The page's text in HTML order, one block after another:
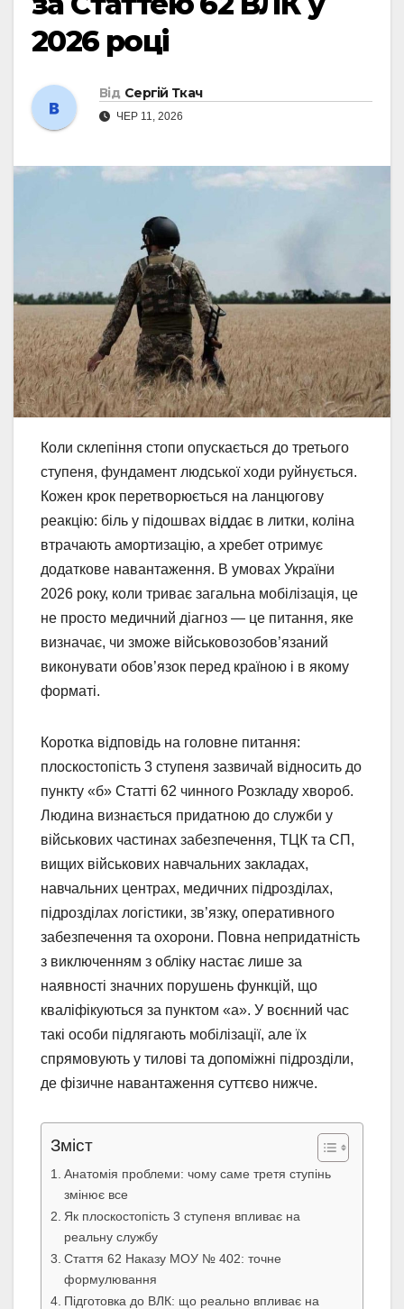
2026 році
Від Сергій Ткач
ЧЕР 11, 2026
Коли склепіння стопи опускається до третього
ступеня, фундамент людської ходи руйнується.
Кожен крок перетворюється на ланцюгову
реакцію: біль у підошвах віддає в литки, коліна
втрачають амортизацію, а хребет отримує
додаткове навантаження. В умовах України
2026 року, коли триває загальна мобілізація, це
не просто медичний діагноз — це питання, яке
визначає, чи зможе військовозобов’язаний
виконувати обов’язок перед країною і в якому
форматі.
Коротка відповідь на головне питання:
плоскостопість 3 ступеня зазвичай відносить до
пункту «б» Статті 62 чинного Розкладу хвороб.
Людина визнається придатною до служби у
військових частинах забезпечення, ТЦК та СП,
вищих військових навчальних закладах,
навчальних центрах, медичних підрозділах,
підрозділах логістики, зв’язку, оперативного
забезпечення та охорони. Повна непридатність
з виключенням з обліку настає лише за
наявності значних порушень функцій, що
кваліфікуються за пунктом «а». У воєнний час
такі особи підлягають мобілізації, але їх
спрямовують у тилові та допоміжні підрозділи,
де фізичне навантаження суттєво нижче.
Зміст
Анатомія проблеми: чому саме третя ступінь
змінює все
Як плоскостопість 3 ступеня впливає на
реальну службу
Стаття 62 Наказу МОУ № 402: точне
формулювання
Підготовка до ВЛК: що реально впливає на